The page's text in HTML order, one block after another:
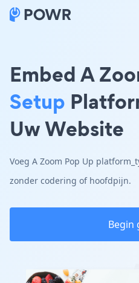
Embed A
Setup
Uw Website
Voeg A Zoom Pop Up
zonder codering of hoofdpijn.
Begin